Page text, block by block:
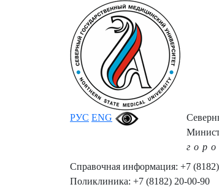
РУС ENG
Справочная информация: +7
Поликлиника: +7 (8182) 20-00-90